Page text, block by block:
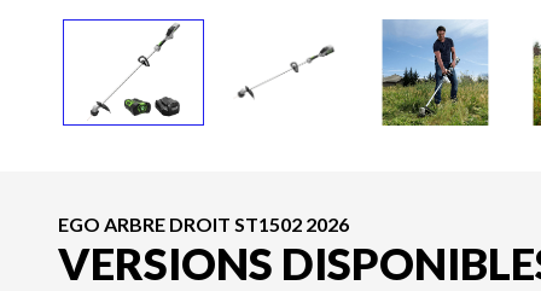
EGO ARBRE DROIT ST1502 2026
VERSIONS